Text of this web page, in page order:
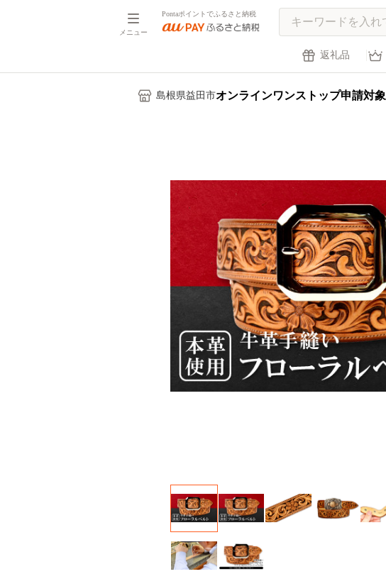
メニュー
Pontaポイントでふるさと納税
返礼品
島根県益田市オンラインワンストップ申請対象